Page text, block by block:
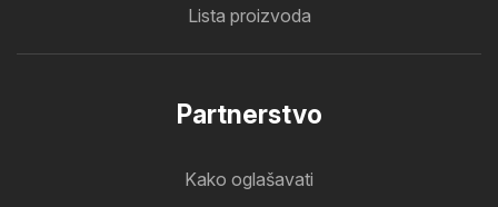
Lista proizvoda
Partnerstvo
Kako oglašavati